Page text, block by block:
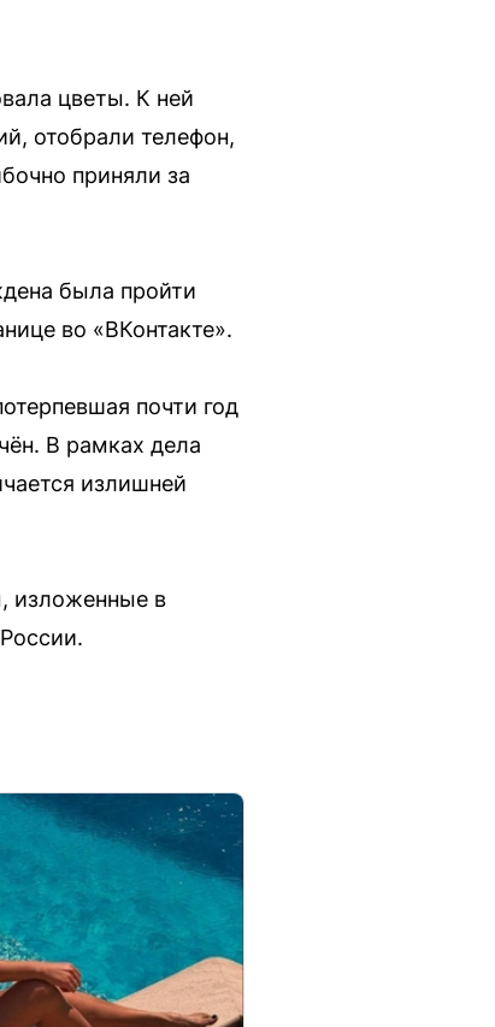
цветы. К ней
отобрали телефон,
приняли за
была пройти
во «ВКонтакте».
почти год
В рамках дела
излишней
изложенные в